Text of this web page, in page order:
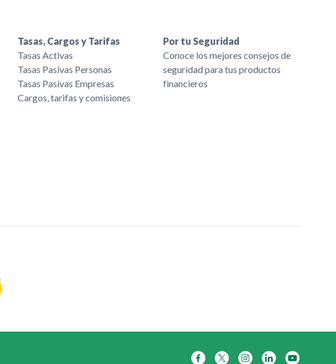
Tasas, Cargos y Tarifas
Tasas Activas
Tasas Pasivas Personas
Tasas Pasivas Empresas
Cargos, tarifas y comisiones
Por tu Seguridad
Conoce los mejores consejos de
seguridad para tus productos
financieros